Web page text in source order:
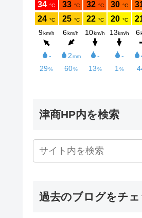
津商HP内を検索
過去のブログをチェ